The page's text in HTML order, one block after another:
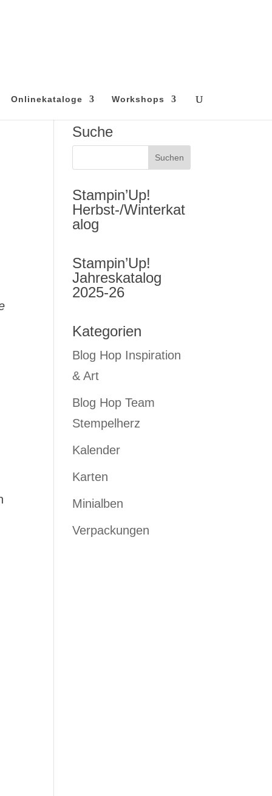
Onlinekataloge Workshops
Suche
Stampin’Up!
Herbst-/Winterkat
alog
Stampin’Up!
Jahreskatalog
2025-26
Kategorien
Blog Hop Inspiration
& Art
Blog Hop Team
Stempelherz
Kalender
Karten
Minialben
Verpackungen